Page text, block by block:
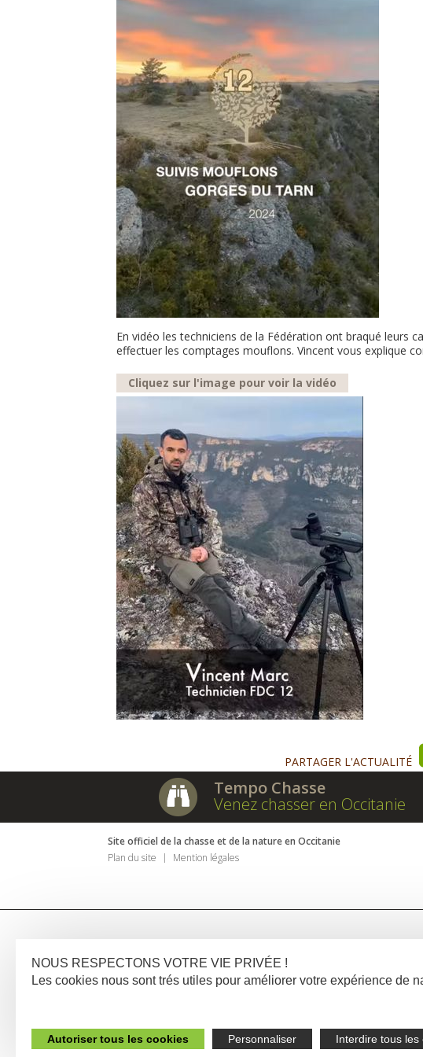
En vidéo les techniciens de la Fédération ont braqué leurs
effectuer les comptages mouflons. Vincent vous explique
Cliquez sur l'image pour voir la vidéo
PARTAGER L'ACTUALITÉ
Tempo Chasse
Venez chasser en Occitanie
Site officiel de la chasse et de la nature en Occitanie
Plan du site
Mention légales
NOUS RESPECTONS VOTRE VIE PRIVÉE !
Les cookies nous sont trés utiles pour améliorer votre expérience de
Autoriser tous les cookies Personnaliser Interdire tous les